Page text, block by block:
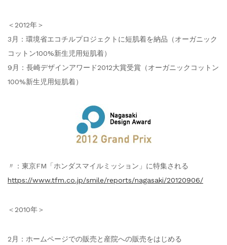
＜2012年＞
3月：環境省エコチルプロジェクトに短肌着を納品（オーガニック
コットン100%新生児用短肌着）
9月：長崎デザインアワード2012大賞受賞（オーガニックコットン
100%新生児用短肌着）
〃：東京FM「ホンダスマイルミッション」に特集される
https://www.tfm.co.jp/smile/reports/nagasaki/20120906/
＜2010年＞
2月：ホームページでの販売と産院への販売をはじめる